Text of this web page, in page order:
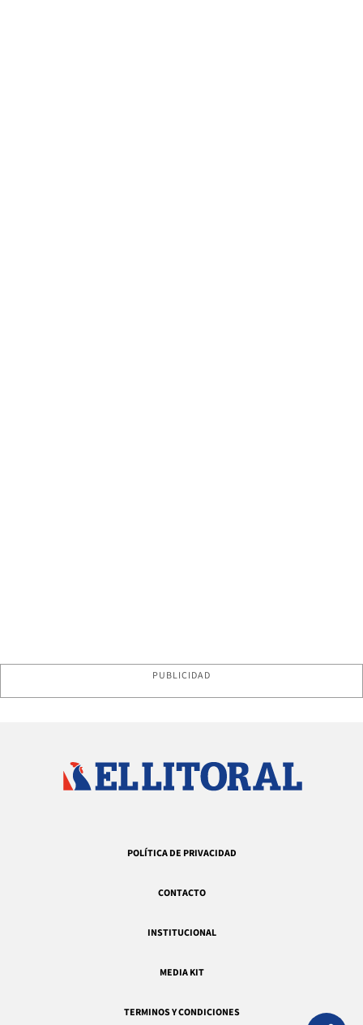
PUBLICIDAD
POLÍTICA DE PRIVACIDAD
CONTACTO
INSTITUCIONAL
MEDIA KIT
TERMINOS Y CONDICIONES